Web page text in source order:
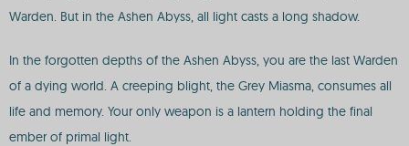
Warden. But in the Ashen Abyss, all light casts a long shadow.
In the forgotten depths of the Ashen Abyss, you are the last Warden
of a dying world. A creeping blight, the Grey Miasma, consumes all
life and memory. Your only weapon is a lantern holding the final
ember of primal light.